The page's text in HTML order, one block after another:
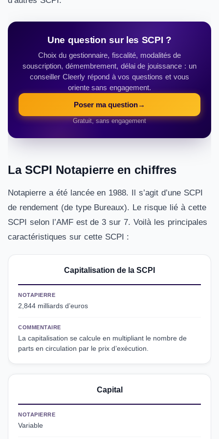
Une question sur les SCPI ?
Choix du gestionnaire, fiscalité, modalités de
souscription, démembrement, délai de jouissance : un
conseiller Cleerly répond à vos questions et vous
oriente sans engagement.
Poser ma question→
Gratuit, sans engagement
La SCPI Notapierre en chiffres
Notapierre a été lancée en 1988. Il s’agit d’une SCPI
de rendement (de type Bureaux). Le risque lié à cette
SCPI selon l’AMF est de 3 sur 7. Voilà les principales
caractéristiques sur cette SCPI :
Capitalisation de la SCPI
NOTAPIERRE
2,844 milliards d’euros
COMMENTAIRE
La capitalisation se calcule en multipliant le nombre de
parts en circulation par le prix d’exécution.
Capital
NOTAPIERRE
Variable